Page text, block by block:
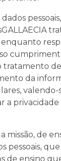
tratamento
da
missão, de
de ensino